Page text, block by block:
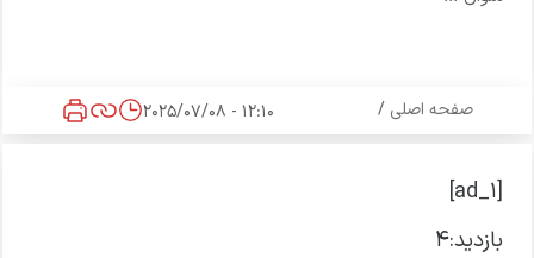
صفحه اصلی /
12:10 - 2025/07/08
[ad_1]
بازدید:۴